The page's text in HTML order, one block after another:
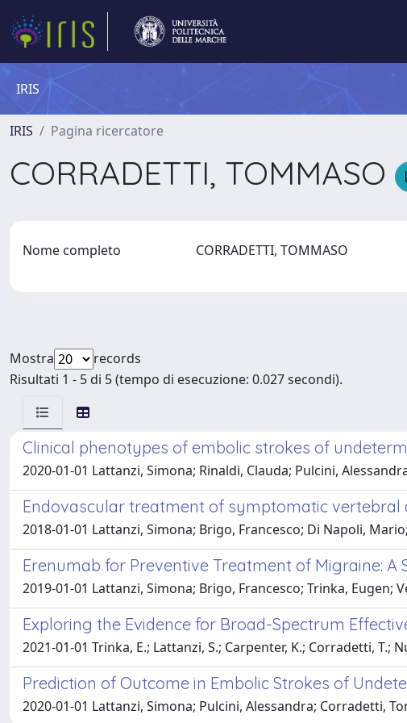
IRIS
IRIS Pagina ricercatore
CORRADETTI, TOMMASO
Nome completo CORRADETTI, TOMMASO
Mostra
records
Risultati 1 - 5 di 5 (tempo di esecuzione: 0.027 secondi).
Clinical phenotypes of embolic strokes of
2020-01-01 Lattanzi, Simona; Rinaldi, Clauda; Pulcini,
Endovascular treatment of symptomatic
2018-01-01 Lattanzi, Simona; Brigo, Francesco; Di Napoli,
Erenumab for Preventive Treatment of Migraine:
2019-01-01 Lattanzi, Simona; Brigo, Francesco; Trinka,
Exploring the Evidence for Broad-Spectrum
2021-01-01 Trinka, E.; Lattanzi, S.; Carpenter, K.; Corradetti, T.;
Prediction of Outcome in Embolic Strokes of
2020-01-01 Lattanzi, Simona; Pulcini, Alessandra; Corradetti,